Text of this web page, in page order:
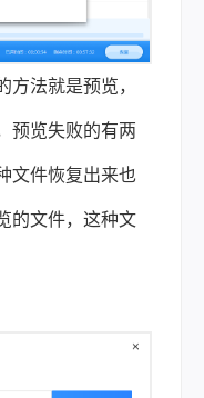
方法就是预览，
预览失败的有两
文件恢复出来也
的文件，这种文